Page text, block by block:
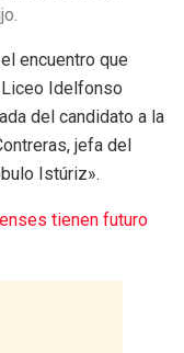
encuentro que
Idelfonso
del candidato a la
jefa del
Istúriz».
tienen futuro